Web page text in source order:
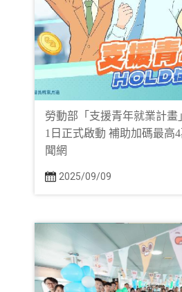
勞動部「支援青年就業計畫
1日正式啟動 補助加碼最高
聞網
2025/09/09